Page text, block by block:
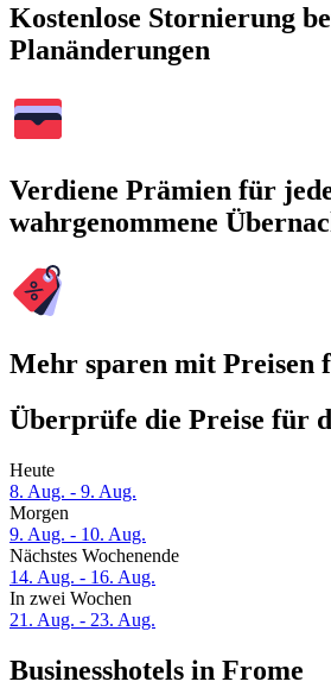
Kostenlose Stornierung
Planänderungen
Verdiene Prämien für
wahrgenommene
Mehr sparen mit
Überprüfe die Preise für
Heute
8. Aug. - 9. Aug.
Morgen
9. Aug. - 10. Aug.
Nächstes Wochenende
14. Aug. - 16. Aug.
In zwei Wochen
21. Aug. - 23. Aug.
Businesshotels in Frome